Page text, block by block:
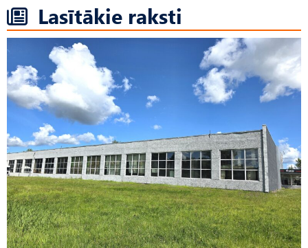
Lasītākie raksti